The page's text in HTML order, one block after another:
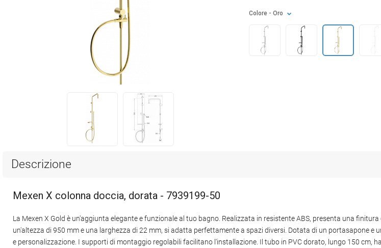
Colore - Oro
Descrizione
Mexen X colonna doccia, dorata - 7939199-50
La Mexen X Gold è un'aggiunta elegante e funzionale al tuo bagno. Realizzata in resistente ABS, presenta una
un'altezza di 950 mm e una larghezza di 22 mm, si adatta perfettamente a spazi diversi. Dotata di un portasapone
e personalizzazione. I supporti di montaggio regolabili facilitano l'installazione. Il tubo in PVC dorato, lungo 150 cm,